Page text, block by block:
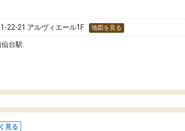
22-21 アルヴィエール1F 地図を見る
台駅
見る